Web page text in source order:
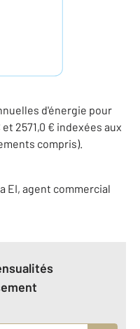
d'énergie pour
2571,0 € indexées aux
compris).
EI, agent commercial